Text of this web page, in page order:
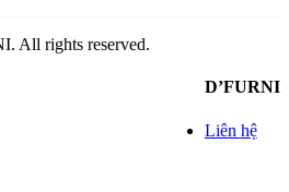
All rights reserved.
D’FURNI
Liên hệ